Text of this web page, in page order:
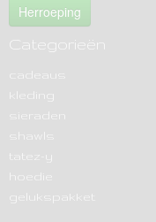
Herroeping
Categorieën
cadeaus
kleding
sieraden
shawls
tatez-y
hoedie
gelukspakket